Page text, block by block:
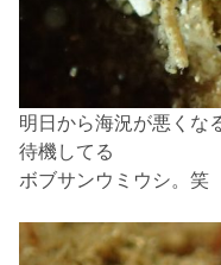
明日から海況が悪くな
待機してる
ボブサンウミウシ。笑